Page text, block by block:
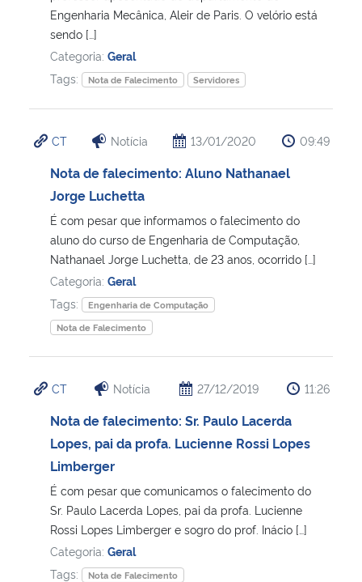
Engenharia Mecânica, Aleir de Paris. O velório está
sendo […]
Categoria: Geral
Tags:
Nota de Falecimento Servidores
CT Notícia 13/01/2020 09:49
Nota de falecimento: Aluno Nathanael
Jorge Luchetta
É com pesar que informamos o falecimento do
aluno do curso de Engenharia de Computação,
Nathanael Jorge Luchetta, de 23 anos, ocorrido […]
Categoria: Geral
Tags:
Engenharia de Computação
Nota de Falecimento
CT Notícia 27/12/2019 11:26
Nota de falecimento: Sr. Paulo Lacerda
Lopes, pai da profa. Lucienne Rossi Lopes
Limberger
É com pesar que comunicamos o falecimento do
Sr. Paulo Lacerda Lopes, pai da profa. Lucienne
Rossi Lopes Limberger e sogro do prof. Inácio […]
Categoria: Geral
Tags:
Nota de Falecimento